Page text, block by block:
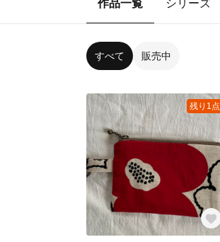
作品一覧 シリーズ
すべて 販売中
残り1点